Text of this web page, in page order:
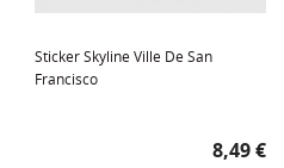
Sticker Skyline Ville De San
Francisco
Prix
8,49 €